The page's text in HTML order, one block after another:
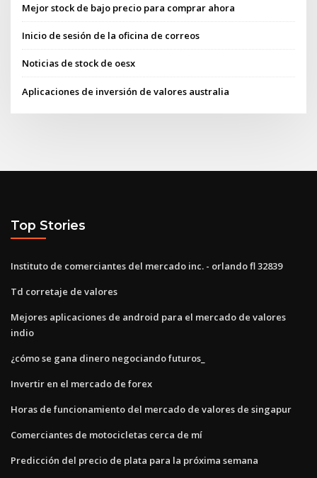
Mejor stock de bajo precio para comprar ahora
Inicio de sesión de la oficina de correos
Noticias de stock de oesx
Aplicaciones de inversión de valores australia
Top Stories
Instituto de comerciantes del mercado inc. - orlando fl 32839
Td corretaje de valores
Mejores aplicaciones de android para el mercado de valores
indio
¿cómo se gana dinero negociando futuros_
Invertir en el mercado de forex
Horas de funcionamiento del mercado de valores de singapur
Comerciantes de motocicletas cerca de mí
Predicción del precio de plata para la próxima semana